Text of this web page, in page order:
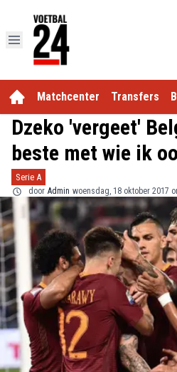
Matchcenter Transfers
Dzeko 'vergeet'
beste met wie ik
Serie A
door Admin woensdag, 18 oktober 2017